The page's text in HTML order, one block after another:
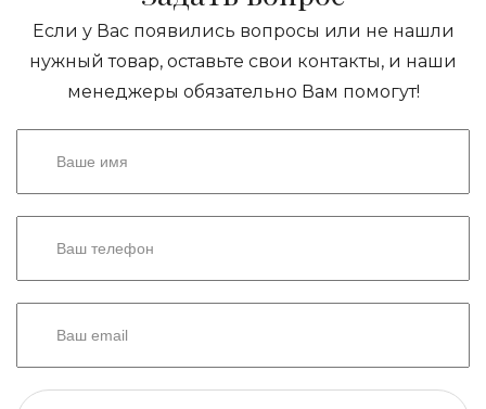
Если у Вас появились вопросы или не нашли
нужный товар, оставьте свои контакты, и наши
менеджеры обязательно Вам помогут!